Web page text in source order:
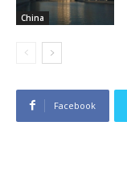
China
Facebook